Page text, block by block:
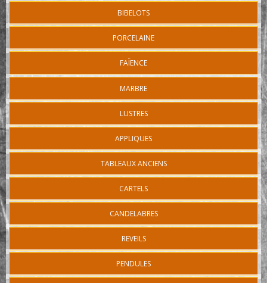
BIBELOTS
PORCELAINE
FAÏENCE
MARBRE
LUSTRES
APPLIQUES
TABLEAUX ANCIENS
CARTELS
CANDELABRES
REVEILS
PENDULES